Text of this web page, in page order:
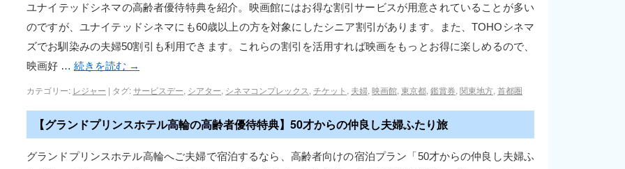
ユナイテッドシネマの高齢者優待特典を紹介。映画館にはお得な割引サービスが用意されていることが多い
のですが、ユナイテッドシネマにも60歳以上の方を対象にしたシニア割引があります。また、TOHOシネマ
ズでお馴染みの夫婦50割引も利用できます。これらの割引を活用すれば映画をもっとお得に楽しめるので、
映画好 … 続きを読む →
カテゴリー: レジャー | タグ:サービスデー, シアター, シネマコンプレックス, チケット , 夫婦, 映画館, 東京都, 鑑賞券, 関東地方, 首都圏
【グランドプリンスホテル高輪の高齢者優待特典】50才からの仲良し夫婦ふたり旅
グランドプリンスホテル高輪へご夫婦で宿泊するなら、高齢者向けの宿泊プラン「50才からの仲良し夫婦ふ